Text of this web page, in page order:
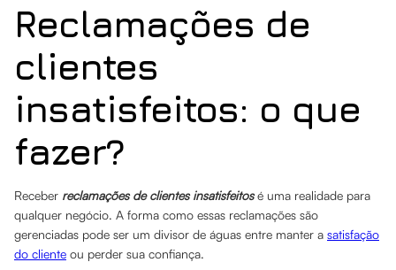
Reclamações de
clientes
insatisfeitos: o que
fazer?
Receber reclamações de clientes insatisfeitosé uma realidade para
qualquer negócio. A forma como essas reclamações são
gerenciadas pode ser um divisor de águas entre manter a satisfação
do cliente ou perder sua confiança.